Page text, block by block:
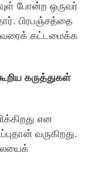
போன்ற ஒருவர்
பிரபஞ்சத்தை
கட்டமைக்க
கருத்துகள்
என
வருகிறது.